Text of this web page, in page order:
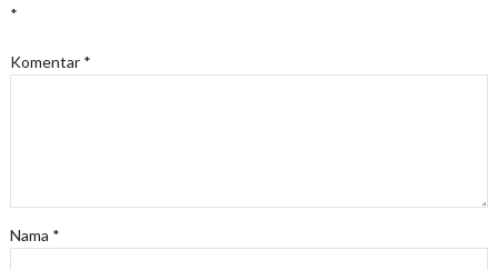
*
Komentar *
Nama *